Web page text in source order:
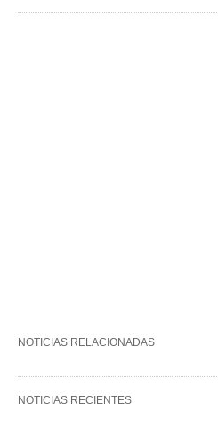
NOTICIAS RELACIONADAS
NOTICIAS RECIENTES